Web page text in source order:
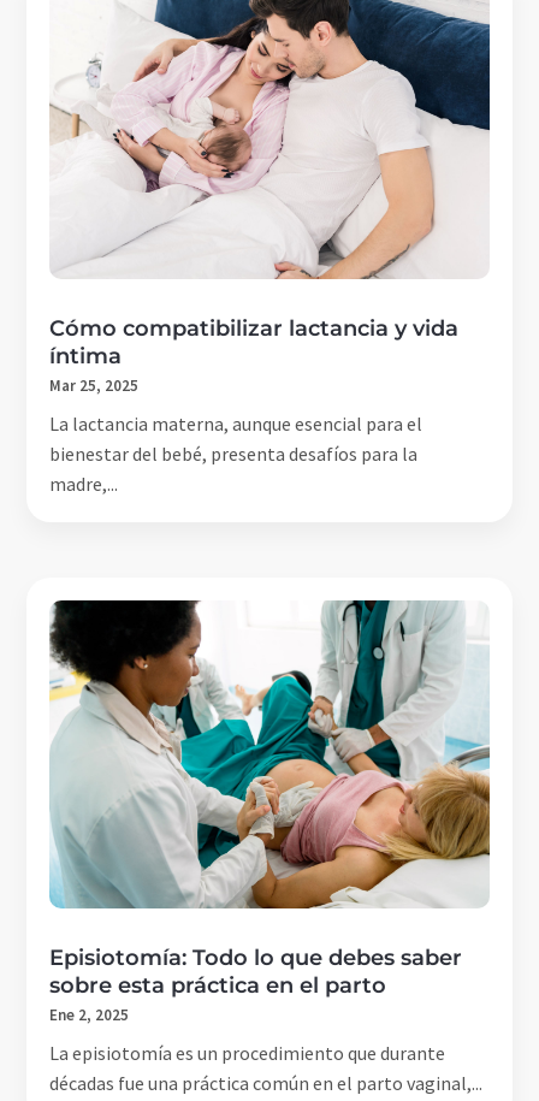
Cómo compatibilizar lactancia y vida
íntima
Mar 25, 2025
La lactancia materna, aunque esencial para el
bienestar del bebé, presenta desafíos para la
madre,...
Episiotomía: Todo lo que debes saber
sobre esta práctica en el parto
Ene 2, 2025
La episiotomía es un procedimiento que durante
décadas fue una práctica común en el parto vaginal,...